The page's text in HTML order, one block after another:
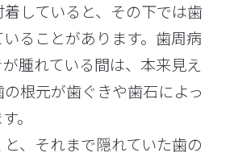
していると、その下では歯
ることがあります。歯周病
腫れている間は、本来見え
根元が歯ぐきや歯石によっ
。
、それまで隠れていた歯の